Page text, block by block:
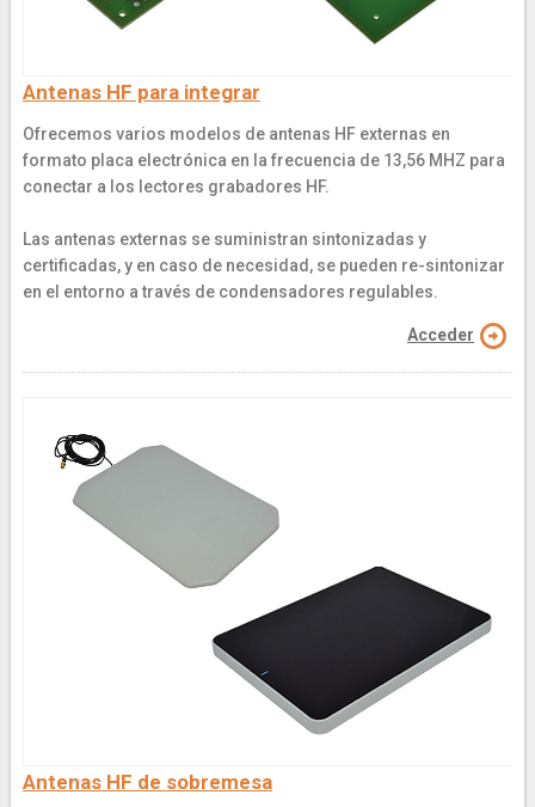
Antenas HF para integrar
Ofrecemos varios modelos de antenas HF externas en
formato placa electrónica en la frecuencia de 13,56 MHZ para
conectar a los lectores grabadores HF.
Las antenas externas se suministran sintonizadas y
certificadas, y en caso de necesidad, se pueden re-sintonizar
en el entorno a través de condensadores regulables.
Acceder
Antenas HF de sobremesa